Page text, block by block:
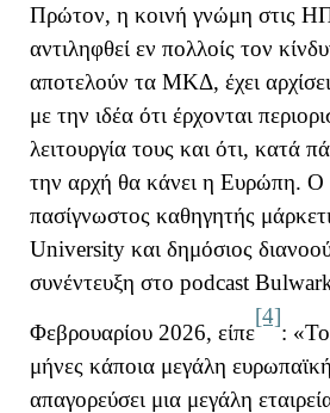
Πρώτον, η κοινή γνώμη στις
αντιληφθεί εν πολλοίς τον
αποτελούν τα ΜΚΔ, έχει
με την ιδέα ότι έρχονται
λειτουργία τους και ότι, κατά
την αρχή θα κάνει η Ευρώπη. Ο
πασίγνωστος καθηγητής
University και δημόσιος
συνέντευξη στο podcast
Φεβρουαρίου 2026, είπε
[4]
:
μήνες κάποια μεγάλη
απαγορεύσει μια μεγάλη